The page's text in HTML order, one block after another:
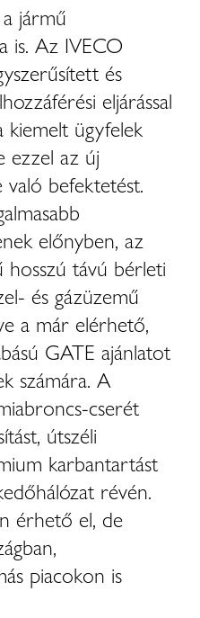
jármű
is. Az IVECO
és
eljárással
kiemelt ügyfelek
ezzel az új
való befektetést.
előnyben, az
távú bérleti
és gázüzemű
a már elérhető,
GATE ajánlatot
számára. A
cserét
útszéli
karbantartást
révén.
érhető el, de
piacokon is